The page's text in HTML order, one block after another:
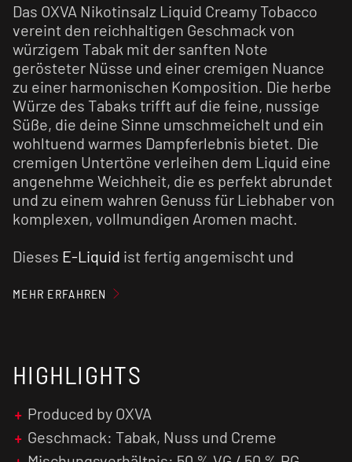
Das OXVA Nikotinsalz Liquid Creamy Tobacco
vereint den reichhaltigen Geschmack von
würzigem Tabak mit der sanften Note
gerösteter Nüsse und einer cremigen Nuance
zu einer harmonischen Komposition. Die herbe
Würze des Tabaks trifft auf die feine, nussige
Süße, die deine Sinne umschmeichelt und ein
wohltuend warmes Dampferlebnis bietet. Die
cremigen Untertöne verleihen dem Liquid eine
angenehme Weichheit, die es perfekt abrundet
und zu einem wahren Genuss für Liebhaber von
komplexen, vollmundigen Aromen macht.
Dieses E-Liquid ist fertig angemischt und
Zigaretten-Setoder
reinigen und den Verdampferkopf ggf. zu
tauschen.
Nikotinsalz Liquids sind im Vergleich zu
normalen nikotinhaltigen E-Liquids weniger
MEHR ERFAHREN
HIGHLIGHTS
Produced by OXVA
Geschmack: Tabak, Nuss und Creme